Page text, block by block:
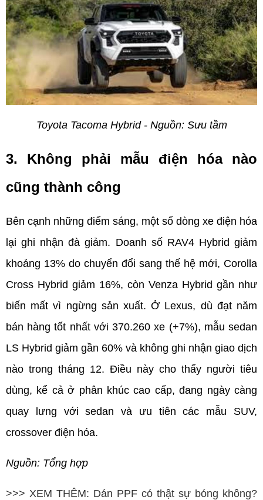
Toyota Tacoma Hybrid - Nguồn: Sưu tầm
3. Không phải mẫu điện hóa nào
cũng thành công
Bên cạnh những điểm sáng, một số dòng xe điện hóa
lại ghi nhận đà giảm. Doanh số RAV4 Hybrid giảm
khoảng 13% do chuyển đổi sang thế hệ mới, Corolla
Cross Hybrid giảm 16%, còn Venza Hybrid gần như
biến mất vì ngừng sản xuất. Ở Lexus, dù đạt năm
bán hàng tốt nhất với 370.260 xe (+7%), mẫu sedan
LS Hybrid giảm gần 60% và không ghi nhận giao dịch
nào trong tháng 12. Điều này cho thấy người tiêu
dùng, kể cả ở phân khúc cao cấp, đang ngày càng
quay lưng với sedan và ưu tiên các mẫu SUV,
crossover điện hóa.
Nguồn: Tổng hợp
>>> XEM THÊM: Dán PPF có thật sự bóng không?